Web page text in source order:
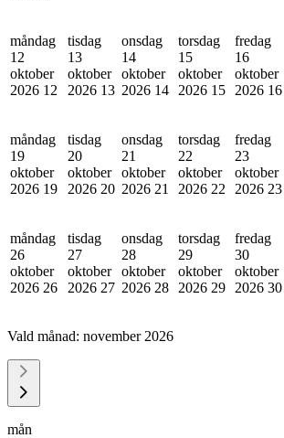
måndag
12
oktober
2026 12
tisdag
13
oktober
2026 13
onsdag
14
oktober
2026 14
torsdag
15
oktober
2026 15
fredag
16
oktober
2026 16
måndag
19
oktober
2026 19
tisdag
20
oktober
2026 20
onsdag
21
oktober
2026 21
torsdag
22
oktober
2026 22
fredag
23
oktober
2026 23
måndag
26
oktober
2026 26
tisdag
27
oktober
2026 27
onsdag
28
oktober
2026 28
torsdag
29
oktober
2026 29
fredag
30
oktober
2026 30
Vald månad: november 2026
mån